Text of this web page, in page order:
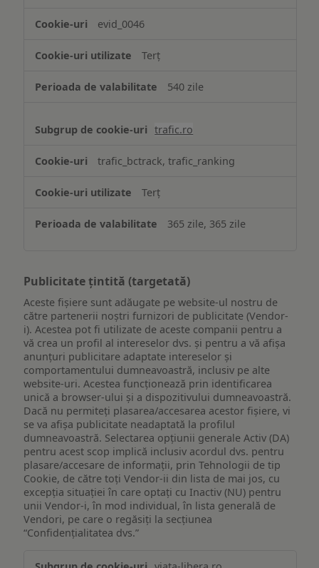
evid_0046
Terț
540 zile
trafic.ro
trafic_bctrack, trafic_ranking
Terț
365 zile, 365 zile
Publicitate țintită (targetată)
Aceste fișiere sunt adăugate pe website-ul nostru de
către partenerii noștri furnizori de publicitate (Vendor-
i). Acestea pot fi utilizate de aceste companii pentru a
vă crea un profil al intereselor dvs. și pentru a vă afișa
anunțuri publicitare adaptate intereselor și
comportamentului dumneavoastră, inclusiv pe alte
website-uri. Acestea funcționează prin identificarea
unică a browser-ului și a dispozitivului dumneavoastră.
Dacă nu permiteți plasarea/accesarea acestor fișiere, vi
se va afișa publicitate neadaptată la profilul
dumneavoastră. Selectarea opțiunii generale Activ (DA)
pentru acest scop implică inclusiv acordul dvs. pentru
plasare/accesare de informații, prin Tehnologii de tip
Cookie, de către toți Vendor-ii din lista de mai jos, cu
excepția situației în care optați cu Inactiv (NU) pentru
unii Vendor-i, în mod individual, în lista generală de
Vendori, pe care o regăsiți la secțiunea
“Confidențialitatea dvs.”